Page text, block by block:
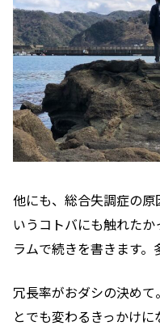
他にも、総合失調症の
いうコトバにも触れた
ラムで続きを書きます。
冗長率がおダシの決め
とでも変わるきっかけに